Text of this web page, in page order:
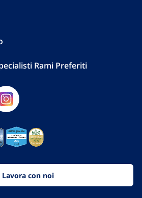
Rami Preferiti
Lavora con noi